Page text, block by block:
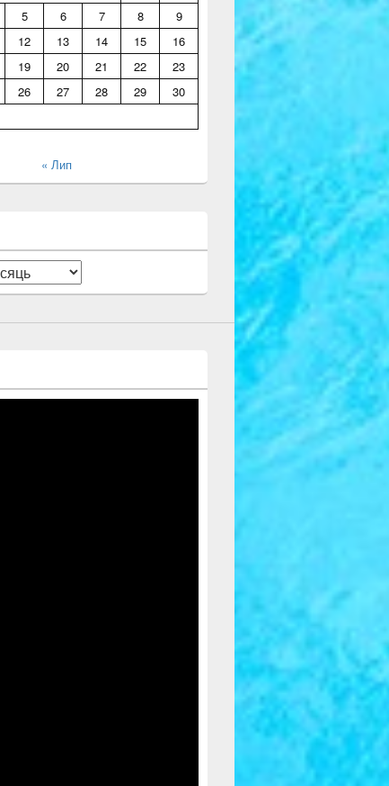
5 6 7 8
9
12 13 14 15
16
19 20 21 22
23
26 27 28 29
30
« Лип